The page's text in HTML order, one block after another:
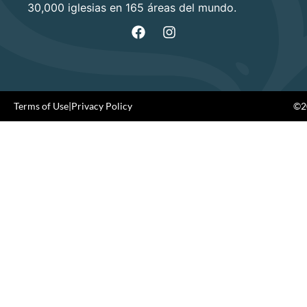
30,000 iglesias en 165 áreas del mundo.
Terms of Use Privacy Policy